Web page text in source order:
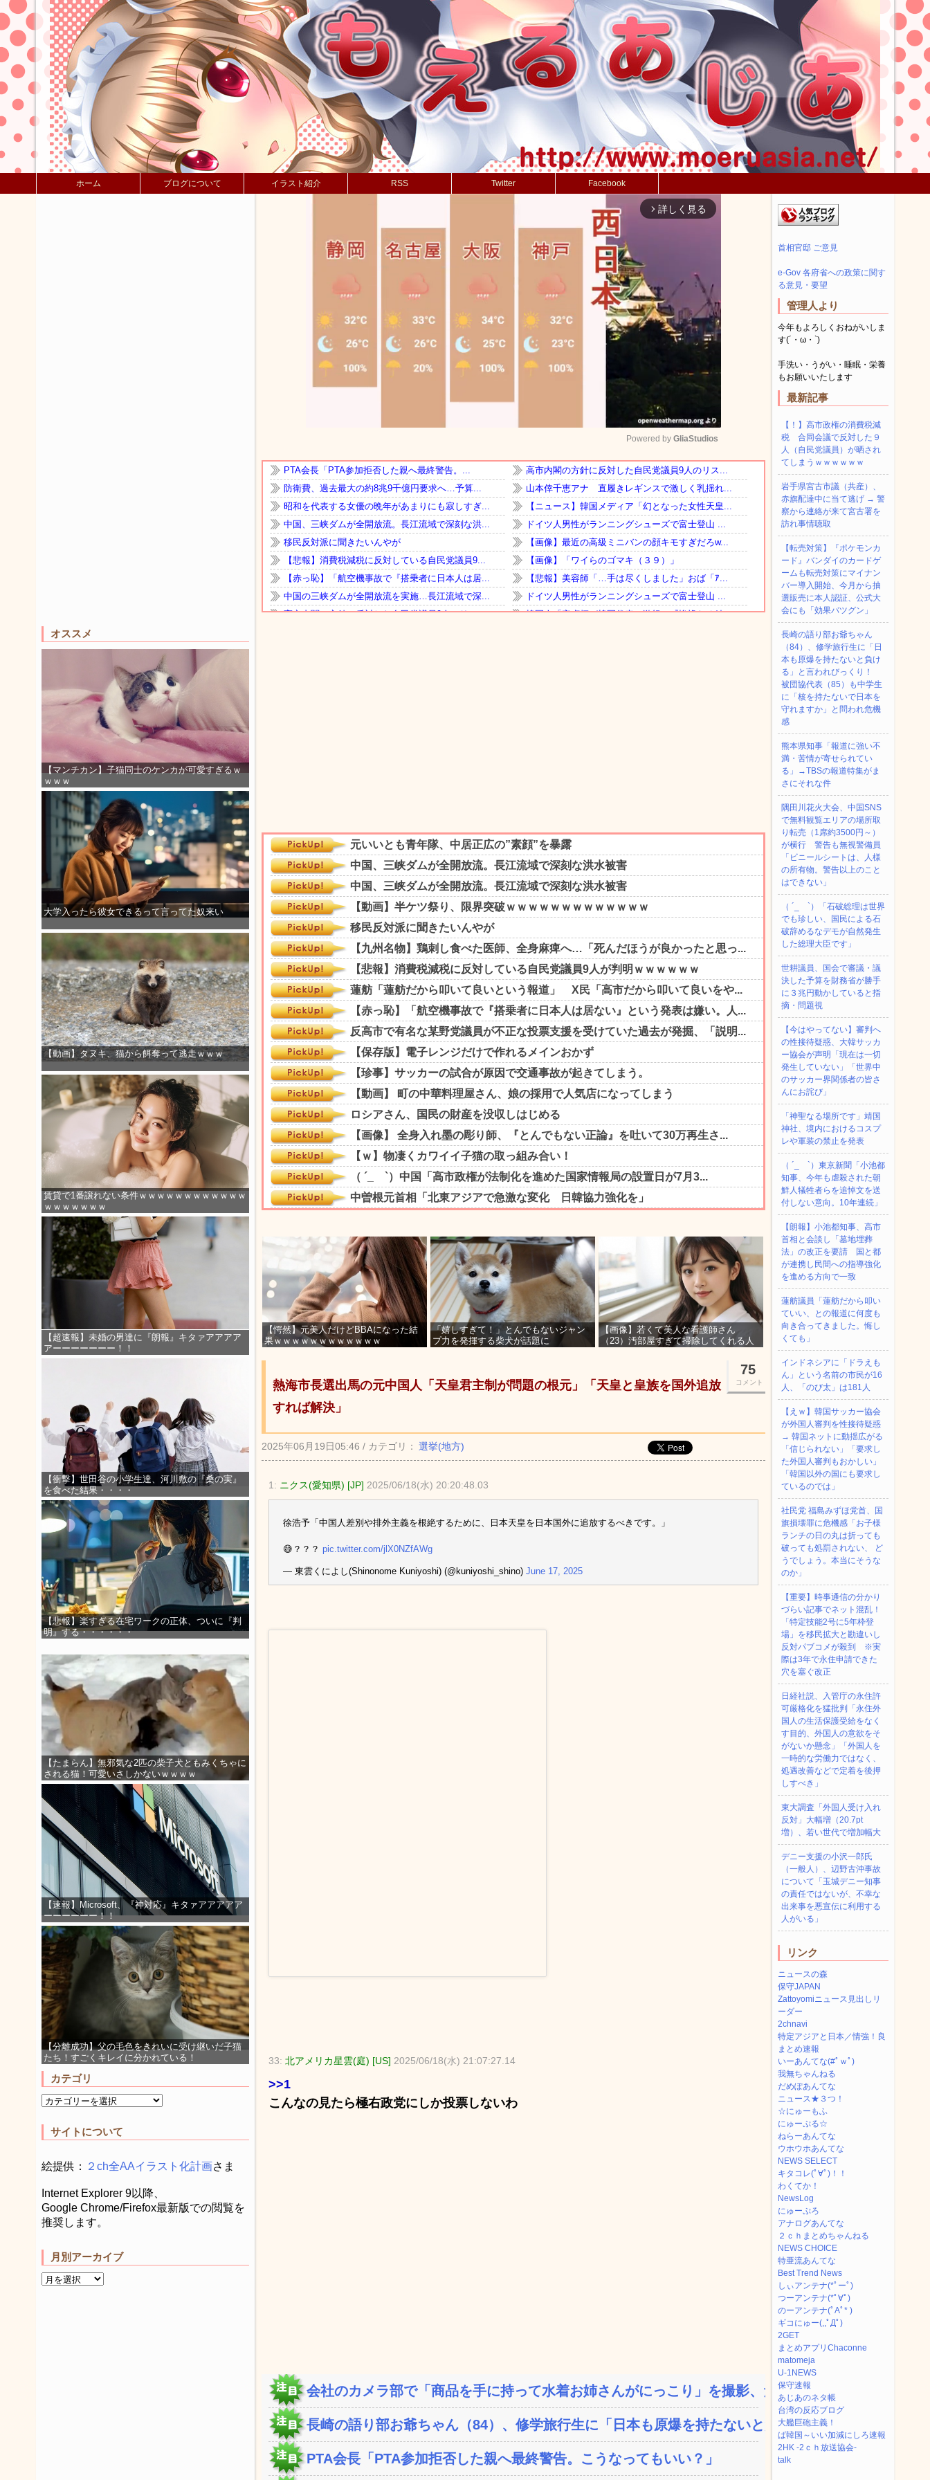
ホーム ブログについて イラスト紹介 RSS Twitter Facebook
オススメ
【マンチカン】子猫同士のケンカが可愛すぎるｗ
ｗｗｗ
大学入ったら彼女できるって言ってた奴来い
【動画】タヌキ、猫から餌奪って逃走ｗｗｗ
賃貸で1番譲れない条件ｗｗｗｗｗｗｗｗｗｗｗｗ
ｗｗｗｗｗｗｗ
【超速報】未婚の男達に『朗報』キタァアアアア
アーーーーーーー！！
【衝撃】世田谷の小学生達、河川敷の『桑の実』
を食べた結果・・・・
【悲報】楽すぎる在宅ワークの正体、ついに『判
明』する・・・・・・
【たまらん】無邪気な2匹の柴子犬ともみくちゃに
される猫！可愛いさしかないｗｗｗｗ
【速報】Microsoft、『神対応』キタァアアアアア
ーーーーーー！！
【分離成功】父の毛色をきれいに受け継いだ子猫
たち！すごくキレイに分かれている！
カテゴリ
サイトについて
絵提供： ２ch全AAイラスト化計画さま
Internet Explorer 9以降、
Google Chrome/Firefox最新版での閲覧を
推奨します。
月別アーカイブ
arrow_forward_ios 詳しく見る
Mute
Powered by GliaStudios
【愕然】元美人だけどBBAになった結
果ｗｗｗｗｗｗｗｗｗｗｗｗ
「嬉しすぎて！」とんでもないジャン
プ力を発揮する柴犬が話題に
【画像】若くて美人な看護師さん
（23）汚部屋すぎて掃除してくれる人
75
コメント
熱海市長選出馬の元中国人「天皇君主制が問題の根元」「天皇と皇族を国外追放
すれば解決」
2025年06月19日05:46 / カテゴリ： 選挙(地方)
1: ニクス(愛知県) [JP] 2025/06/18(水) 20:20:48.03
徐浩予「中国人差別や排外主義を根絶するために、日本天皇を日本国外に追放するべきです。」
😅？？？ pic.twitter.com/jlX0NZfAWg
— 東雲くによし(Shinonome Kuniyoshi) (@kuniyoshi_shino) June 17, 2025
33: 北アメリカ星雲(庭) [US] 2025/06/18(水) 21:07:27.14
>>1
こんなの見たら極右政党にしか投票しないわ
会社のカメラ部で「商品を手に持って水着お姉さんがにっこり」を撮影、だが...
長崎の語り部お爺ちゃん（84）、修学旅行生に「日本も原爆を持たないと負...
PTA会長「PTA参加拒否した親へ最終警告。こうなってもいい？」
首相官邸 ご意見
e-Gov 各府省への政策に関す
る意見・要望
管理人より
今年もよろしくおねがいしま
す(´・ω・`)
手洗い・うがい・睡眠・栄養
もお願いいたします
最新記事
【！】高市政権の消費税減
税 合同会議で反対した９
人（自民党議員）が晒され
てしまうｗｗｗｗｗｗ
岩手県宮古市議（共産）、
赤旗配達中に当て逃げ → 警
察から連絡が来て宮古署を
訪れ事情聴取
【転売対策】『ポケモンカ
ード』バンダイのカードゲ
ームも転売対策にマイナン
バー導入開始、今月から抽
選販売に本人認証、公式大
会にも「効果バツグン」
長崎の語り部お爺ちゃん
（84）、修学旅行生に「日
本も原爆を持たないと負け
る」と言われびっくり！
被団協代表（85）も中学生
に「核を持たないで日本を
守れますか」と問われ危機
感
熊本県知事「報道に強い不
満・苦情が寄せられてい
る」→TBSの報道特集がま
さにそれな件
隅田川花火大会、中国SNS
で無料観覧エリアの場所取
り転売（1席約3500円～）
が横行 警告も無視警備員
「ビニールシートは、人様
の所有物。警告以上のこと
はできない」
（ ´_ゝ`）「石破総理は世界
でも珍しい、国民による石
破辞めるなデモが自然発生
した総理大臣です」
世耕議員、国会で審議・議
決した予算を財務省が勝手
に３兆円動かしていると指
摘・問題視
【今はやってない】審判へ
の性接待疑惑、大韓サッカ
ー協会が声明「現在は一切
発生していない」「世界中
のサッカー界関係者の皆さ
んにお詫び」
「神聖なる場所です」靖国
神社、境内におけるコスプ
レや軍装の禁止を発表
（ ´_ゝ`）東京新聞「小池都
知事、今年も虐殺された朝
鮮人犠牲者らを追悼文を送
付しない意向。10年連続」
【朗報】小池都知事、高市
首相と会談し「墓地埋葬
法」の改正を要請 国と都
が連携し民間への指導強化
を進める方向で一致
蓮舫議員「蓮舫だから叩い
ていい、との報道に何度も
向き合ってきました。悔し
くても」
インドネシアに「ドラえも
ん」という名前の市民が16
人、「のび太」は181人
【えｗ】韓国サッカー協会
が外国人審判を性接待疑惑
→ 韓国ネットに動揺広がる
「信じられない」「要求し
た外国人審判もおかしい」
「韓国以外の国にも要求し
ているのでは」
社民党 福島みずほ党首、国
旗損壊罪に危機感「お子様
ランチの日の丸は折っても
破っても処罰されない、 ど
うでしょう。本当にそうな
のか」
【重要】時事通信の分かり
づらい記事でネット混乱！
「特定技能2号に5年枠登
場」を移民拡大と勘違いし
反対パブコメが殺到 ※実
際は3年で永住申請できた
穴を塞ぐ改正
日経社説、入管庁の永住許
可厳格化を猛批判「永住外
国人の生活保護受給をなく
す目的、外国人の意欲をそ
がないか懸念」「外国人を
一時的な労働力ではなく、
処遇改善などで定着を後押
しすべき」
東大調査「外国人受け入れ
反対」大幅増（20.7pt
増）、若い世代で増加幅大
デニー支援の小沢一郎氏
（一般人）、辺野古沖事故
について「玉城デニー知事
の責任ではないが、不幸な
出来事を悪宣伝に利用する
人がいる」
リンク
ニュースの森
保守JAPAN
Zattoyomiニュース見出しリ
ーダー
2chnavi
特定アジアと日本／情強！良
まとめ速報
いーあんてな(#ﾟｗﾟ)
我無ちゃんねる
だめぽあんてな
ニュース★３つ！
☆にゅーもふ
にゅーぷる☆
ねらーあんてな
ウホウホあんてな
NEWS SELECT
キタコレ(ﾟ∀ﾟ)！！
わくてか！
NewsLog
にゅーぷろ
アナログあんてな
２ｃｈまとめちゃんねる
NEWS CHOICE
特亜流あんてな
Best Trend News
しぃアンテナ(*ﾟーﾟ)
つーアンテナ(*ﾟ∀ﾟ)
のーアンテナ(ﾟAﾟ* )
ギコにゅー(,,ﾟДﾟ)
2GET
まとめアプリChaconne
matomeja
U-1NEWS
保守速報
あじあのネタ帳
台湾の反応ブログ
大艦巨砲主義！
ば韓国～いい加減にしろ速報
2HK -2ｃｈ放送協会-
talk